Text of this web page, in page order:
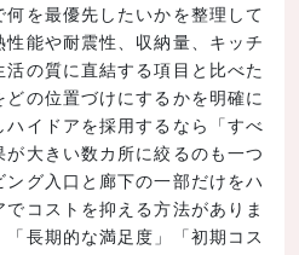
を最優先したいかを整理して
能や耐震性、収納量、キッチ
の質に直結する項目と比べた
の位置づけにするかを明確に
ハイドアを採用するなら「すべ
大きい数カ所に絞るのも一つ
グ入口と廊下の一部だけをハ
コストを抑える方法がありま
長期的な満足度」「初期コス